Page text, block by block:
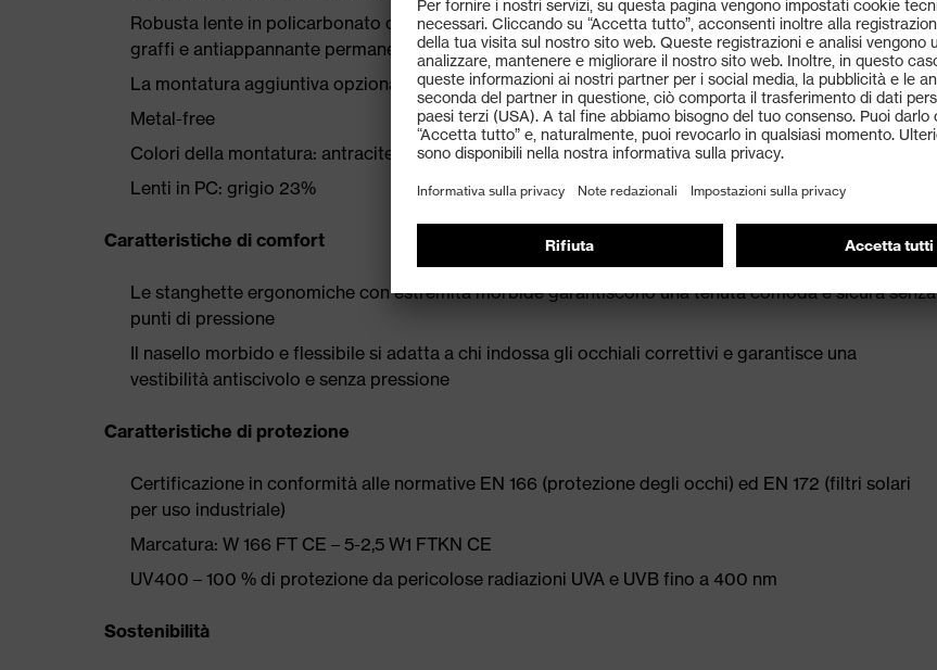
Robusta lente in policarbonato con tecnologia di rivestimento uvex supravision - lente resistente ai
graffi e antiappannante permanente
La montatura aggiuntiva opzionale offre una maggiore protezione da particelle, polvere e sporcizia
Metal-free
Colori della montatura: antracite, lime
Lenti in PC: grigio 23%
Caratteristiche di comfort
Le stanghette ergonomiche con estremità morbide garantiscono una tenuta comoda e sicura senza
punti di pressione
Il nasello morbido e flessibile si adatta a chi indossa gli occhiali correttivi e garantisce una
vestibilità antiscivolo e senza pressione
Caratteristiche di protezione
Certificazione in conformità alle normative EN 166 (protezione degli occhi) ed EN 172 (filtri solari
per uso industriale)
Marcatura: W 166 FT CE – 5-2,5 W1 FTKN CE
UV400 – 100 % di protezione da pericolose radiazioni UVA e UVB fino a 400 nm
Sostenibilità